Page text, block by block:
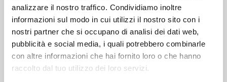
analizzare il nostro traffico. Condividiamo inoltre
informazioni sul modo in cui utilizzi il nostro sito con i
nostri partner che si occupano di analisi dei dati web,
pubblicità e social media, i quali potrebbero combinarle
con altre informazioni che hai fornito loro o che hanno
raccolto dal tuo utilizzo dei loro servizi.
FIDATI DInoi